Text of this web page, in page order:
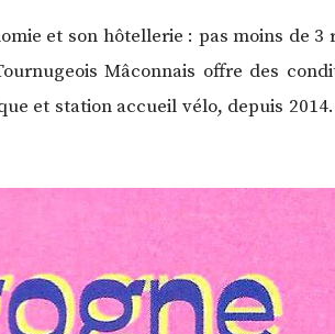
et son hôtellerie : pas moins de
Mâconnais offre des
et station accueil vélo, depuis